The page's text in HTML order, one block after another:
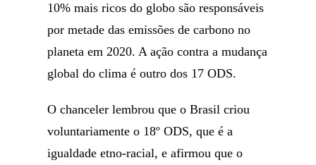
10% mais ricos do globo são responsáveis
por metade das emissões de carbono no
planeta em 2020. A ação contra a mudança
global do clima é outro dos 17 ODS.
O chanceler lembrou que o Brasil criou
voluntariamente o 18º ODS, que é a
igualdade etno-racial, e afirmou que o